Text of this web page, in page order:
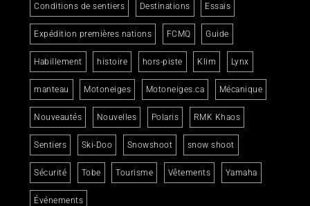
Conditions de sentiers Destinations Essais
Expédition premières nations FCMQ Guide
Habillement histoire hors-piste Klim Lynx
manteau Motoneiges Motoneiges.ca Mécanique
Nouveautés Nouvelles Polaris RMK Khaos
Sentiers Ski-Doo Snowshoot snow shoot
Sécurité Tobe Tourisme Vêtements Yamaha
Événements